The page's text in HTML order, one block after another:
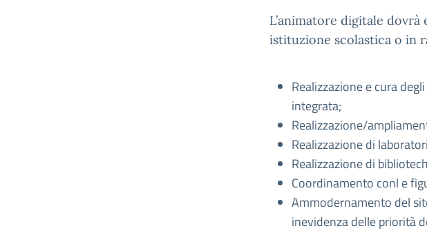
L’animatore digitale
istituzione scolastica o in
Realizzazione e cura
integrata;
Realizzazione/
Realizzazione di
Realizzazione di
Coordinamento conl e
Ammodernamento del
inevidenza delle priorità